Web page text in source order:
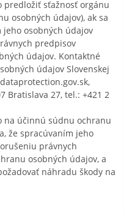
predložiť sťažnosť orgánu
osobných údajov), ak sa
osobných údajov
predpisov
údajov. Kontaktné
údajov Slovenskej
Bratislava 27, tel.: +421 2
na účinnú súdnu ochranu
že spracúvaním jeho
právnych
osobných údajov, a
náhradu škody na